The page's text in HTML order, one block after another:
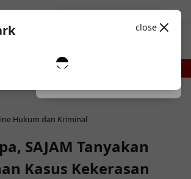
Light
Pasokan Air Lebih Stabil, Irigasi Bengo
Hukum dan Kriminal
SAJAM Tanyakan
Kasus Kekerasan
close